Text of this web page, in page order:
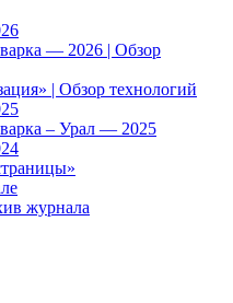
— 2026 | Обзор
| Обзор технологий
– Урал — 2025
журнала